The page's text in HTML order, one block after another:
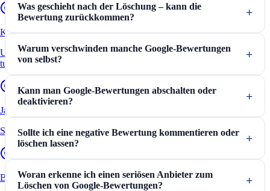
Kununu Bewertungen löschen
Ungerechtfertigte Bewertungen auf Kununu – das sollten Arbeitgeber
tun.
Jameda Bewertungen löschen
So können Ärzte eine negative Jameda Bewertung löschen lassen.
Bewertungen kaufen
Was geschieht nach der Löschung – kann die
Bewertung zurückkommen?
Warum verschwinden manche Google-Bewertungen
von selbst?
Kann man Google-Bewertungen abschalten oder
deaktivieren?
Sollte ich eine negative Bewertung kommentieren oder
löschen lassen?
Woran erkenne ich einen seriösen Anbieter zum
Löschen von Google-Bewertungen?